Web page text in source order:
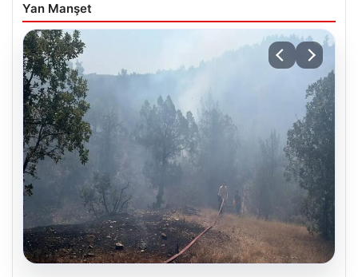
Yan Manşet